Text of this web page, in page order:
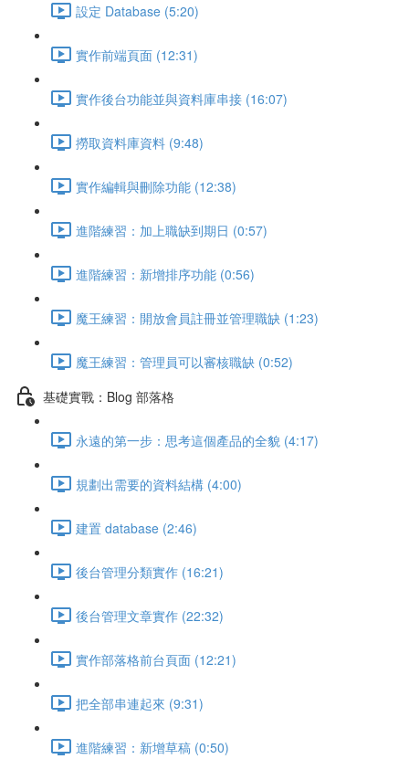
設定 Database (5:20)
實作前端頁面 (12:31)
實作後台功能並與資料庫串接 (16:07)
撈取資料庫資料 (9:48)
實作編輯與刪除功能 (12:38)
進階練習：加上職缺到期日 (0:57)
進階練習：新增排序功能 (0:56)
魔王練習：開放會員註冊並管理職缺 (1:23)
魔王練習：管理員可以審核職缺 (0:52)
基礎實戰：Blog 部落格
永遠的第一步：思考這個產品的全貌 (4:17)
規劃出需要的資料結構 (4:00)
建置 database (2:46)
後台管理分類實作 (16:21)
後台管理文章實作 (22:32)
實作部落格前台頁面 (12:21)
把全部串連起來 (9:31)
進階練習：新增草稿 (0:50)